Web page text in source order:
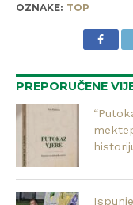
OZNAKE: TOP
PREPORUČENE